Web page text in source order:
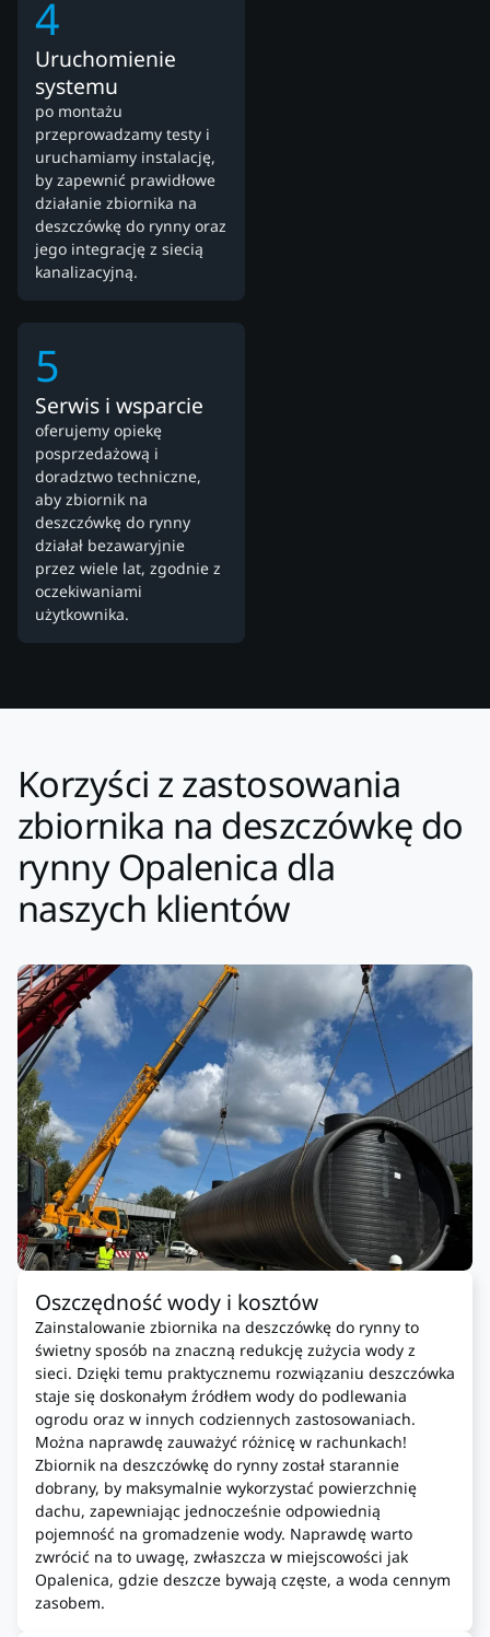
4
Uruchomienie
systemu
po montażu
przeprowadzamy testy i
uruchamiamy instalację,
by zapewnić prawidłowe
działanie zbiornika na
deszczówkę do rynny oraz
jego integrację z siecią
kanalizacyjną.
5
Serwis i wsparcie
oferujemy opiekę
posprzedażową i
doradztwo techniczne,
aby zbiornik na
deszczówkę do rynny
działał bezawaryjnie
przez wiele lat, zgodnie z
oczekiwaniami
użytkownika.
Korzyści z zastosowania
zbiornika na deszczówkę do
rynny Opalenica dla
naszych klientów
Oszczędność wody i kosztów
Zainstalowanie zbiornika na deszczówkę do rynny to
świetny sposób na znaczną redukcję zużycia wody z
sieci. Dzięki temu praktycznemu rozwiązaniu deszczówka
staje się doskonałym źródłem wody do podlewania
ogrodu oraz w innych codziennych zastosowaniach.
Można naprawdę zauważyć różnicę w rachunkach!
Zbiornik na deszczówkę do rynny został starannie
dobrany, by maksymalnie wykorzystać powierzchnię
dachu, zapewniając jednocześnie odpowiednią
pojemność na gromadzenie wody. Naprawdę warto
zwrócić na to uwagę, zwłaszcza w miejscowości jak
Opalenica, gdzie deszcze bywają częste, a woda cennym
zasobem.